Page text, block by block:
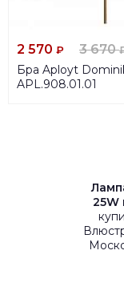
2 570 ₽ 3 670
Бра Aployt
APL.908.01.01
25W